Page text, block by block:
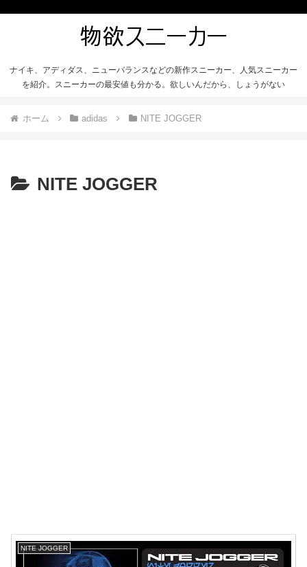
ナイキ、アディダス、ニューバランスなどの新作スニーカー、人気スニーカー
を紹介。スニーカーの最安値も分かる。欲しいんだから、しょうがない
ホーム adidas NITE JOGGER
NITE JOGGER
NITE JOGGER